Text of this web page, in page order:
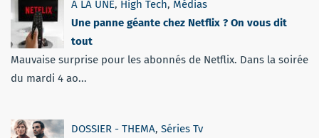
A LA UNE, High Tech, Médias
Une panne géante chez Netflix ? On vous dit
tout
Mauvaise surprise pour les abonnés de Netflix. Dans la soirée
du mardi 4 ao...
DOSSIER - THEMA, Séries Tv